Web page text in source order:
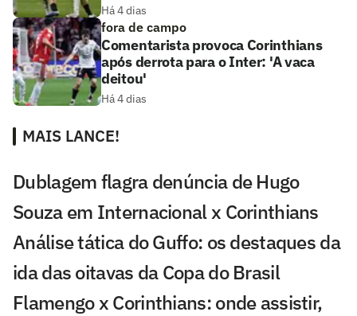
Há 4 dias
fora de campo
Comentarista provoca Corinthians
após derrota para o Inter: 'A vaca
deitou'
Há 4 dias
MAIS LANCE!
Dublagem flagra denúncia de Hugo
Souza em Internacional x Corinthians
Análise tática do Guffo: os destaques da
ida das oitavas da Copa do Brasil
Flamengo x Corinthians: onde assistir,